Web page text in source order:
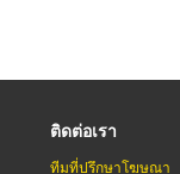
ติดต่อเรา
ทีมที่ปรึกษาโฆษณา